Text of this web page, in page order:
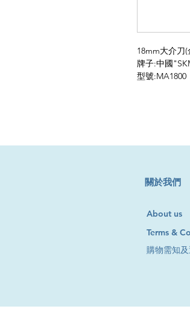
18mm大介刀
牌子:中國
型號:MA1800
​關於我們
About us
Terms &
購物需知